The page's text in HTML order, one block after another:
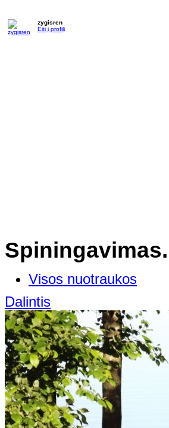
zygisren
Eiti į profilį
Visos nuotraukos
Dalintis